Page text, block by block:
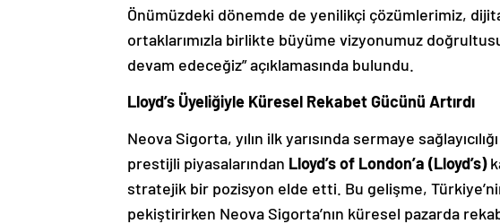
Önümüzdeki dönemde de yenilikçi çözümlerimiz,
ortaklarımızla birlikte büyüme vizyonumuz
devam edeceğiz” açıklamasında bulundu.
Lloyd’s Üyeliğiyle Küresel Rekabet Gücünü Artırdı
Neova Sigorta, yılın ilk yarısında sermaye
prestijli piyasalarından Lloyd’s of London’a (Lloyd’s)
stratejik bir pozisyon elde etti. Bu gelişme,
pekiştirirken Neova Sigorta’nın küresel pazarda